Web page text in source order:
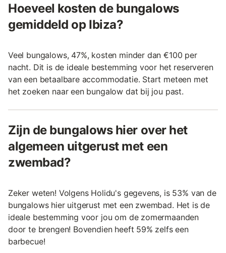
Hoeveel kosten de bungalows
gemiddeld op Ibiza?
Veel bungalows, 47%, kosten minder dan €100 per
nacht. Dit is de ideale bestemming voor het reserveren
van een betaalbare accommodatie. Start meteen met
het zoeken naar een bungalow dat bij jou past.
Zijn de bungalows hier over het
algemeen uitgerust met een
zwembad?
Zeker weten! Volgens Holidu's gegevens, is 53% van de
bungalows hier uitgerust met een zwembad. Het is de
ideale bestemming voor jou om de zomermaanden
door te brengen! Bovendien heeft 59% zelfs een
barbecue!